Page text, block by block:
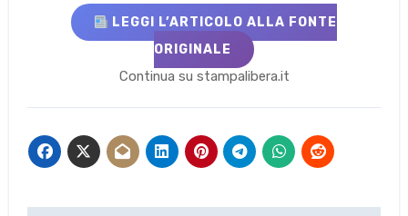
LEGGI L’ARTICOLO ALLA FONTE
ORIGINALE
Continua su stampalibera.it